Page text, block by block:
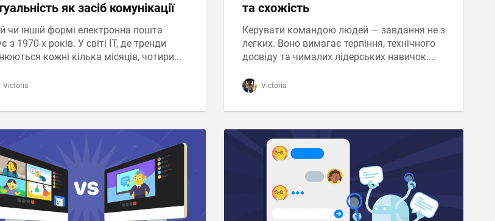
як засіб комунікації
чи іншій формі електронна пошта
з 1970-х років. У світі ІТ, де тренди
кожні кілька місяців, чотири...
Victoria
та схожість
Керувати командою людей — завдання не з
легких. Воно вимагає терпіння, технічного
досвіду та чималих лідерських навичок....
Victoria